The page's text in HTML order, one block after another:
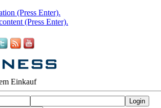
(Press Enter).
(Press Enter).
Einkauf